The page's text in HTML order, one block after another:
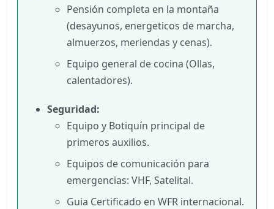
Pensión completa en la montaña
(desayunos, energeticos de marcha,
almuerzos, meriendas y cenas).
Equipo general de cocina (Ollas,
calentadores).
Seguridad:
Equipo y Botiquín principal de
primeros auxilios.
Equipos de comunicación para
emergencias: VHF, Satelital.
Guia Certificado en WFR internacional.